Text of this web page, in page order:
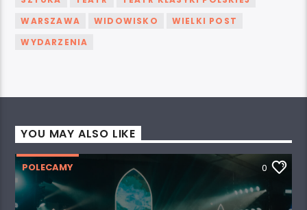
WARSZAWA
WIDOWISKO
WIELKI POST
WYDARZENIA
YOU MAY ALSO LIKE
POLECAMY 0